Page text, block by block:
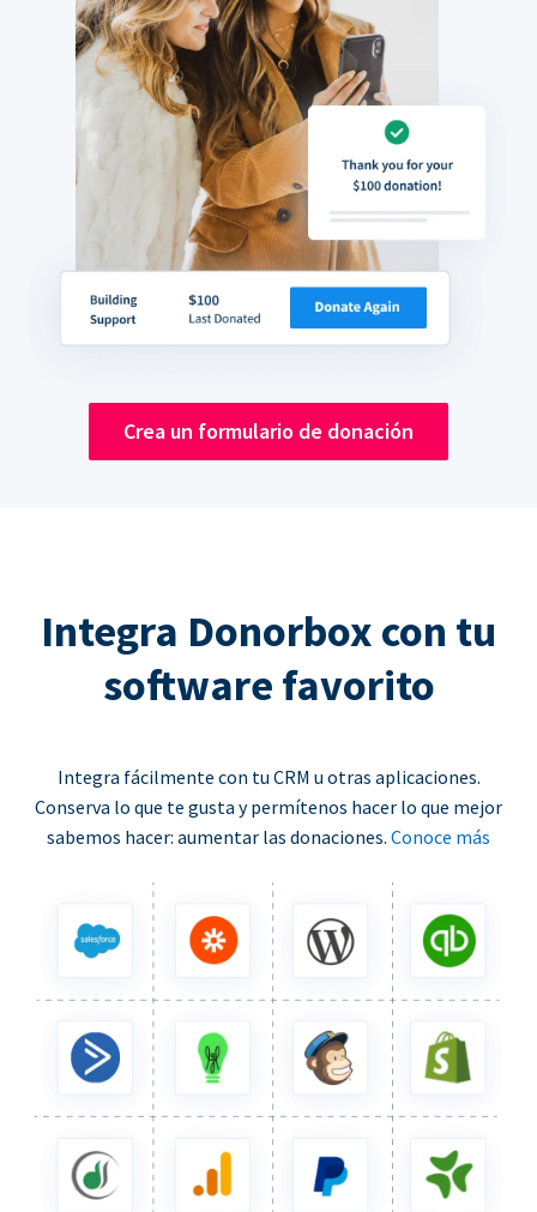
Crea un formulario de donación
Integra Donorbox con tu
software favorito
Integra fácilmente con tu CRM u otras aplicaciones.
Conserva lo que te gusta y permítenos hacer lo que mejor
sabemos hacer: aumentar las donaciones. Conoce más